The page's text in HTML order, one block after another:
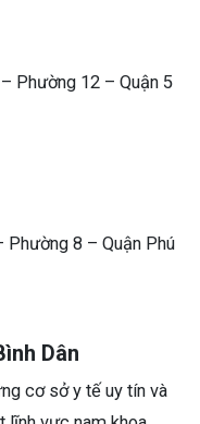
Phường 12 – Quận 5
Phường 8 – Quận Phú
viện Bình Dân
cơ sở y tế uy tín và